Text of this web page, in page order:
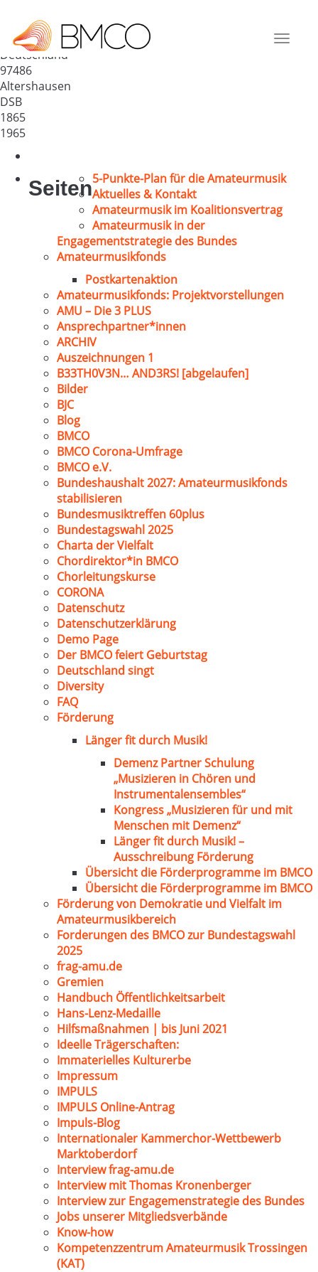
Toggle
Sechsthal
Deutschland
97486
Altershausen
DSB
1865
1965
Seiten5-Punkte-Plan für die Amateurmusik
Aktuelles & Kontakt
Amateurmusik im Koalitionsvertrag
Amateurmusik in der
Engagementstrategie des Bundes
Amateurmusikfonds
Postkartenaktion
Amateurmusikfonds: Projektvorstellungen
AMU – Die 3 PLUS
Ansprechpartner*innen
ARCHIV
Auszeichnungen 1
B33TH0V3N… AND3RS! [abgelaufen]
Bilder
BJC
Blog
BMCO
BMCO Corona-Umfrage
BMCO e.V.
Bundeshaushalt 2027: Amateurmusikfonds
stabilisieren
Bundesmusiktreffen 60plus
Bundestagswahl 2025
Charta der Vielfalt
Chordirektor*in BMCO
Chorleitungskurse
CORONA
Datenschutz
Datenschutzerklärung
Demo Page
Der BMCO feiert Geburtstag
Deutschland singt
Diversity
FAQ
Förderung
Länger fit durch Musik!
Demenz Partner Schulung
„Musizieren in Chören und
Instrumentalensembles“
Kongress „Musizieren für und mit
Menschen mit Demenz“
Länger fit durch Musik! –
Ausschreibung Förderung
Übersicht die Förderprogramme im BMCO
Übersicht die Förderprogramme im BMCO
Förderung von Demokratie und Vielfalt im
Amateurmusikbereich
Forderungen des BMCO zur Bundestagswahl
2025
frag-amu.de
Gremien
Handbuch Öffentlichkeitsarbeit
Hans-Lenz-Medaille
Hilfsmaßnahmen | bis Juni 2021
Ideelle Trägerschaften:
Immaterielles Kulturerbe
Impressum
IMPULS
IMPULS Online-Antrag
Impuls-Blog
Internationaler Kammerchor-Wettbewerb
Marktoberdorf
Interview frag-amu.de
Interview mit Thomas Kronenberger
Interview zur Engagemenstrategie des Bundes
Jobs unserer Mitgliedsverbände
Know-how
Kompetenzzentrum Amateurmusik Trossingen
(KAT)